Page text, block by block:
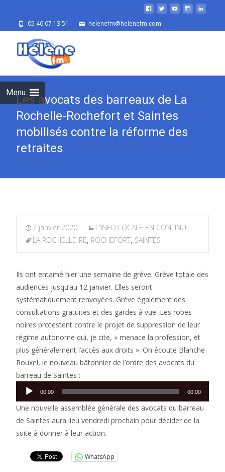
05 46 07 13 51 helenefm@helenefm.com
Menu
Les avocats des barreaux de La
Rochelle-Rochefort et Saintes
mobilisés contre la réforme des
retraites
7 janvier 2020
L'INFO LOCALE EN CONTINU
LA ROCHELLE-RÉ, ROCHEFORT, SAINTES
Ils ont entamé hier une semaine de grève. Grève totale des
audiences jusqu’au 12 janvier. Elles seront
systématiquement renvoyées. Grève également des
consultations gratuites et des gardes à vue. Les robes
noires protestent contre le projet de suppression de leur
régime autonome qui, je cite, « menace la profession, et
plus généralement l’accès aux droits ». On écoute Blanche
Rouxel, le nouveau bâtonnier de l’ordre des avocats du
barreau de Saintes :
Lecteur
audio
00:00 00:00
Une nouvelle assemblée générale des avocats du barreau
de Saintes aura lieu vendredi prochain pour décider de la
suite à donner à leur action.
WhatsApp